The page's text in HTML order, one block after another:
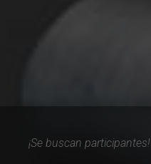
¡Se buscan participantes!